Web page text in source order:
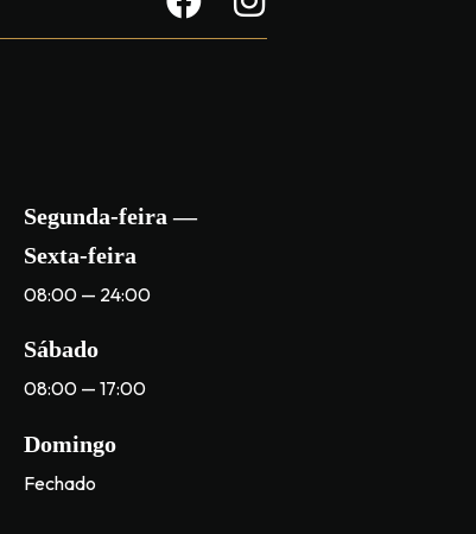
Segunda-feira —
Sexta-feira
08:00 — 24:00
Sábado
08:00 — 17:00
Domingo
Fechado